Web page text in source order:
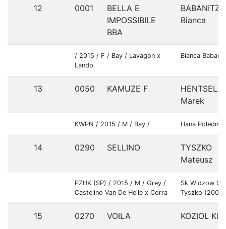
12 0001
BELLA E
IMPOSSIBILE
BBA
BABANITZ
Bianca
/ 2015 / F / Bay / Lavagon x
Lando
Bianca
13 0050 KAMUZE F
HENTSEL
Marek
KWPN / 2015 / M / Bay / Hana
14 0290 SELLINO
TYSZKO
Mateusz
PZHK (SP) / 2015 / M / Grey /
Castelino Van De Helle x Corra
Sk Widzow
Tyszko
15 0270 VOILA KOZIOL